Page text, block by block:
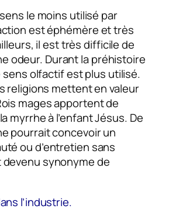
le moins utilisé par
est éphémère et très
il est très difficile de
odeur. Durant la préhistoire
sens olfactif est plus utilisé.
religions mettent en valeur
mages apportent de
myrrhe à l’enfant Jésus. De
pourrait concevoir un
ou d’entretien sans
synonyme de
l’industrie.